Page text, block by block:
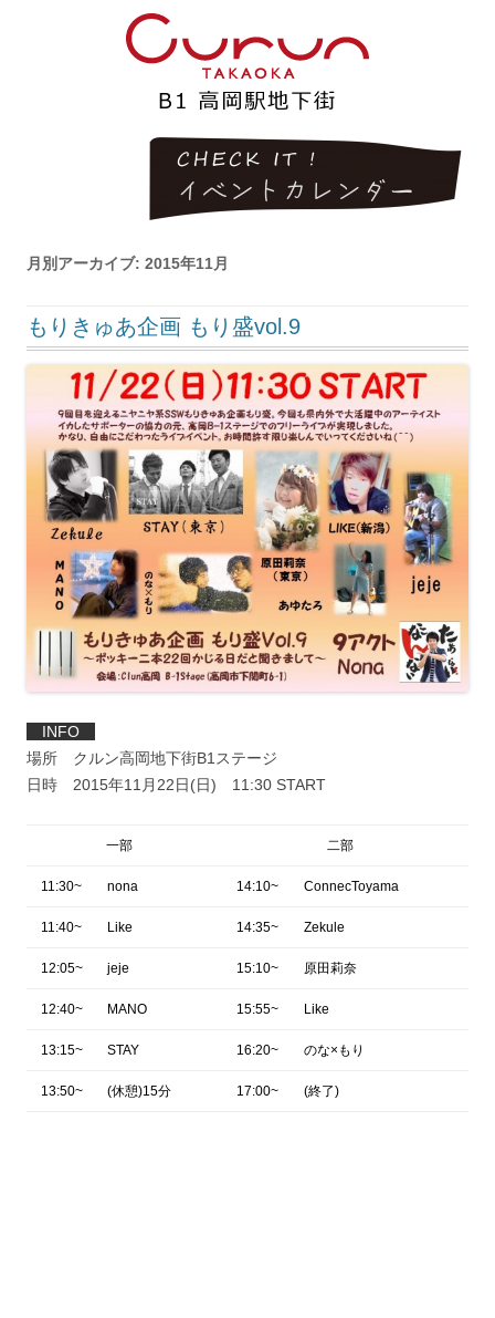
月別アーカイブ: 2015年11月
もりきゅあ企画 もり盛vol.9
INFO
場所 クルン高岡地下街B1ステージ
日時 2015年11月22日(日) 11:30 START
一部 二部
11:30~ nona 14:10~ ConnecToyama
11:40~ Like 14:35~ Zekule
12:05~ jeje 15:10~ 原田莉奈
12:40~ MANO 15:55~ Like
13:15~ STAY 16:20~ のな×もり
13:50~ (休憩)15分 17:00~ (終了)